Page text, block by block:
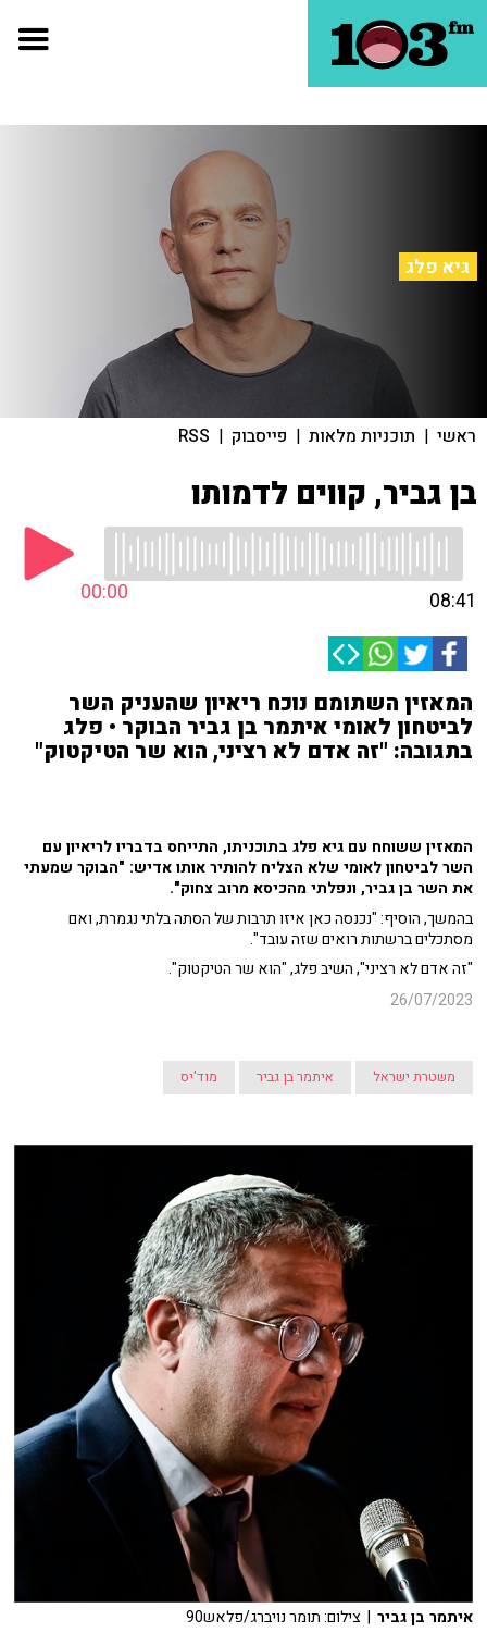
גיא פלג
ראשי | תוכניות מלאות | פייסבוק |
RSS
בן גביר, קווים לדמותו
00:00 08:41
המאזין השתומם נוכח ריאיון שהעניק השר
לביטחון לאומי איתמר בן גביר הבוקר • פלג
בתגובה: "זה אדם לא רציני, הוא שר הטיקטוק"
המאזין ששוחח עם גיא פלג בתוכניתו, התייחס בדבריו לריאיון עם
השר לביטחון לאומי שלא הצליח להותיר אותו אדיש: "הבוקר שמעתי
את השר בן גביר, ונפלתי מהכיסא מרוב צחוק".
בהמשך, הוסיף: "נכנסה כאן איזו תרבות של הסתה בלתי נגמרת, ואם
מסתכלים ברשתות רואים שזה עובד".
"זה אדם לא רציני", השיב פלג, "הוא שר הטיקטוק".
26/07/2023
משטרת ישראל איתמר בן גביר מוד'יס
איתמר בן גביר | צילום: תומר נויברג/פלאש90